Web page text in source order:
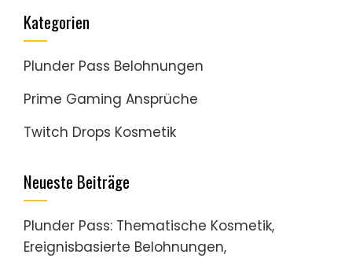
Kategorien
Plunder Pass Belohnungen
Prime Gaming Ansprüche
Twitch Drops Kosmetik
Neueste Beiträge
Plunder Pass: Thematische Kosmetik,
Ereignisbasierte Belohnungen,